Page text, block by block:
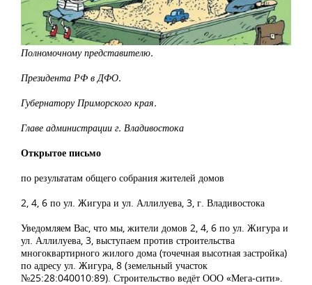
Полномочному представителю.
Президента РФ в ДФО.
Губернатору Приморского края.
Главе администрации г. Владивостока
Открытое письмо
по результатам общего собрания жителей домов
2, 4, 6 по ул. Жигура и ул. Аллилуева, 3, г. Владивостока
Уведомляем Вас, что мы, жители домов 2, 4, 6 по ул. Жигура и
ул. Аллилуева, 3, выступаем против строительства
многоквартирного жилого дома (точечная высотная застройка)
по адресу ул. Жигура, 8 (земельный участок
№25:28:040010:89). Строительство ведёт ООО «Мега-сити».